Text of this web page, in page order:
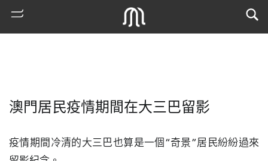
澳門居民疫情期間在大三巴留影
疫情期間冷清的大三巴也算是一個“奇景”居民紛紛過來